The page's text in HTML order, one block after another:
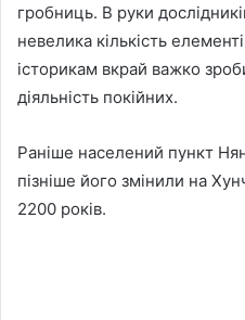
гробниць. В руки
невелика кількість
історикам вкрай важко
діяльність покійних.
Раніше населений пункт
пізніше його змінили на
2200 років.